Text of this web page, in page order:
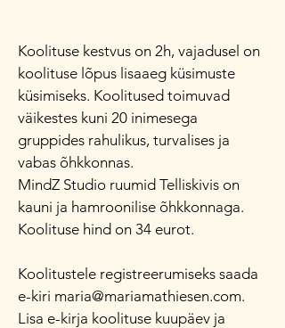
Koolituse kestvus on 2h, vajadusel on
koolituse lõpus lisaaeg küsimuste
küsimiseks. Koolitused toimuvad
väikestes kuni 20 inimesega
gruppides rahulikus, turvalises ja
vabas õhkkonnas.
MindZ Studio ruumid Telliskivis on
kauni ja hamroonilise õhkkonnaga.
Koolituse hind on 34 eurot.
Koolitustele registreerumiseks saada
e-kiri maria@mariamathiesen.com.
Lisa e-kirja koolituse kuupäev ja